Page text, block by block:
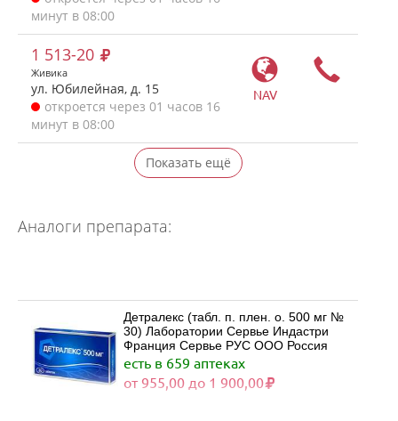
минут в 08:00
NAV
1 513-20
Живика
ул. Юбилейная, д. 15
откроется через 01 часов 16
минут в 08:00
Показать ещё
Аналоги препарата:
Детралекс (табл. п. плен. о. 500 мг №
30) Лаборатории Сервье Индастри
Франция Сервье РУС ООО Россия
есть в 659 аптеках
от 955,00 до 1 900,00